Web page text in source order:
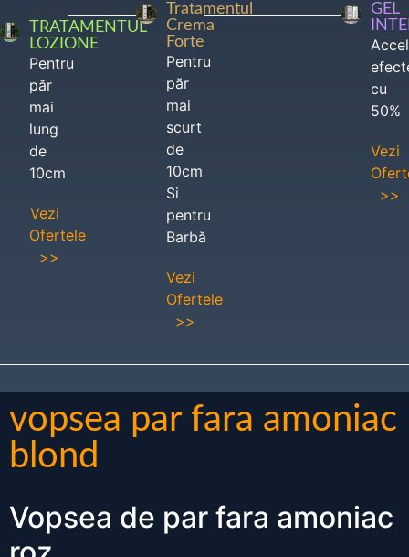
TRATAMENTUL
LOZIONE
Pentru
păr
mai
lung
de
10cm
Vezi
Ofertele
>>
Tratamentul
Crema
Forte
Pentru
păr
mai
scurt
de
10cm
Si
pentru
Barbă
Vezi
Ofertele
>>
GEL
cu
50%
Vezi
>>
vopsea par fara amoniac
blond
Vopsea de par fara amoniac